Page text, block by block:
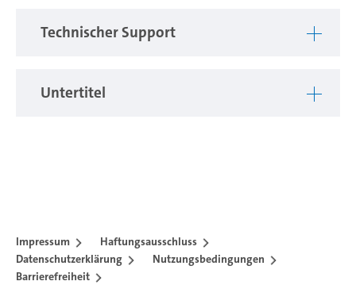
Technischer Support
Untertitel
Impressum
Haftungsausschluss
Datenschutzerklärung
Nutzungsbedingungen
Barrierefreiheit